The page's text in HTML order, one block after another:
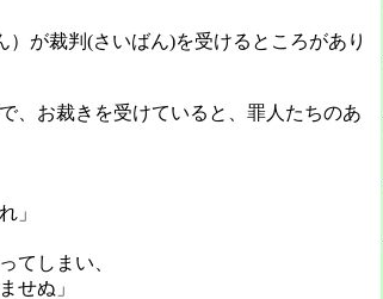
が裁判(さいばん)を受けるところがあり
、お裁きを受けていると、罪人たちのあ
」
てしまい、
せぬ」